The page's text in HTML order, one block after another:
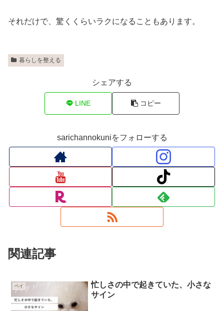
それだけで、驚くくらいラクになることもあります。
暮らしを整える
シェアする
LINE コピー
sarichannokuniをフォローする
関連記事
ベイ
忙しさの中で起きていた、小さな
サイン